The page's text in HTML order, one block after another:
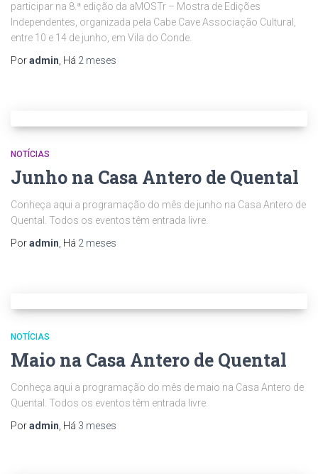
participar na 8.ª edição da aMOSTr – Mostra de Edições
Independentes, organizada pela Cabe Cave Associação Cultural,
entre 10 e 14 de junho, em Vila do Conde.
Poradmin, Há 2 meses
NOTÍCIAS
Junho na Casa Antero de Quental
Conheça aqui a programação do mês de junho na Casa Antero de
Quental. Todos os eventos têm entrada livre.
Poradmin, Há 2 meses
NOTÍCIAS
Maio na Casa Antero de Quental
Conheça aqui a programação do mês de maio na Casa Antero de
Quental. Todos os eventos têm entrada livre.
Poradmin, Há 3 meses